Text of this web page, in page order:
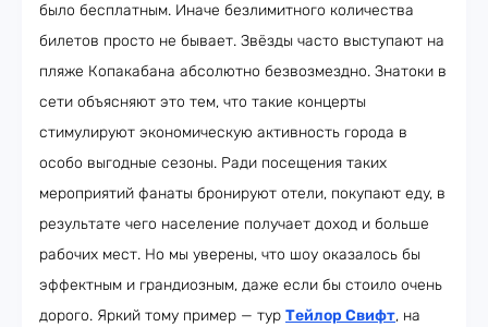
было бесплатным. Иначе безлимитного количества
билетов просто не бывает. Звёзды часто выступают на
пляже Копакабана абсолютно безвозмездно. Знатоки в
сети объясняют это тем, что такие концерты
стимулируют экономическую активность города в
особо выгодные сезоны. Ради посещения таких
мероприятий фанаты бронируют отели, покупают еду, в
результате чего население получает доход и больше
рабочих мест. Но мы уверены, что шоу оказалось бы
эффектным и грандиозным, даже если бы стоило очень
дорого. Яркий тому пример — тур Тейлор Свифт, на